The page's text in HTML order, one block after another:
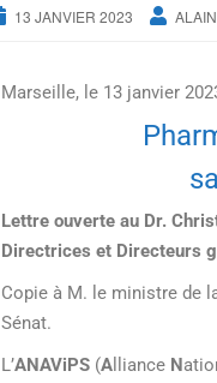
13 JANVIER 2023
Marseille, le 13 janvier
Lettre ouverte au Dr.
Directrices et Directeurs
Copie à M. le ministre de
Sénat.
L’ANAViPS (A lliance N